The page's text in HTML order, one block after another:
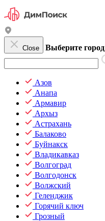
Close Выберите город
Азов
Анапа
Армавир
Архыз
Астрахань
Балаково
Буйнакск
Владикавказ
Волгоград
Волгодонск
Волжский
Геленджик
Горячий ключ
Грозный